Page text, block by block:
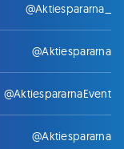
@Aktiespararna_
@Aktiespararna
@AktiespararnaEvent
@Aktiespararna